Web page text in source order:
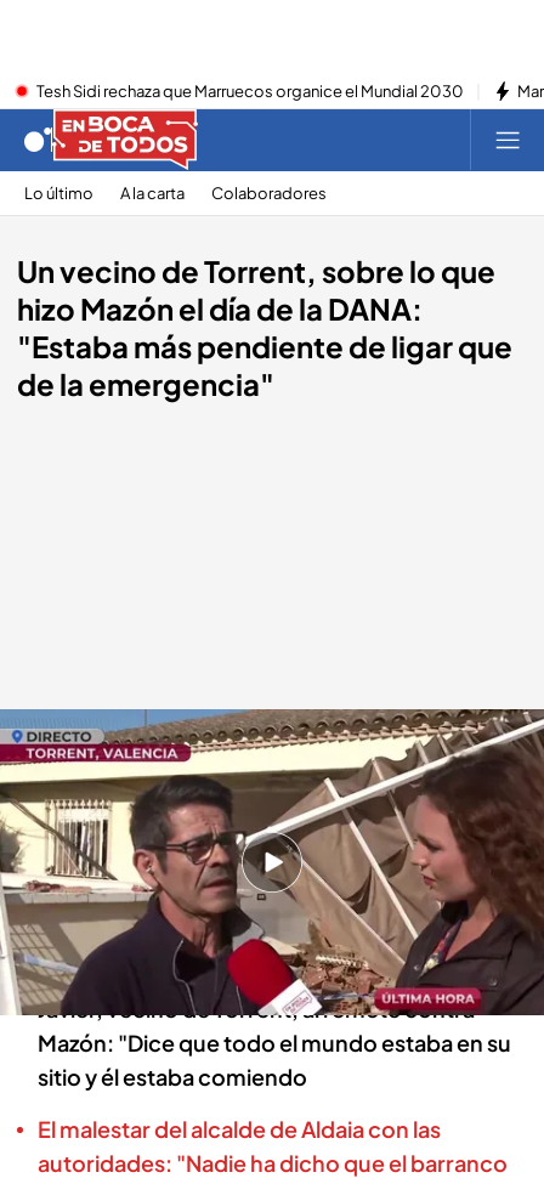
Tesh Sidi rechaza que Marruecos organice el Mundial 2030
Lo último A la carta Colaboradores
Un vecino de Torrent, sobre lo que
hizo Mazón el día de la DANA:
"Estaba más pendiente de ligar que
de la emergencia"
Javier, vecino afectado por la DANA en Torrent, Valencia.cuatro.com
En boca de todos
20 NOV 2024 - 11:40h.
Indignación, dolor e impotencia entre los
vecinos de Torrent, Valencia, por la gestión de
la tragedia
Javier, vecino de Torrent, arremete contra
Mazón: "Dice que todo el mundo estaba en su
sitio y él estaba comiendo
El malestar del alcalde de Aldaia con las
autoridades: "Nadie ha dicho que el barranco